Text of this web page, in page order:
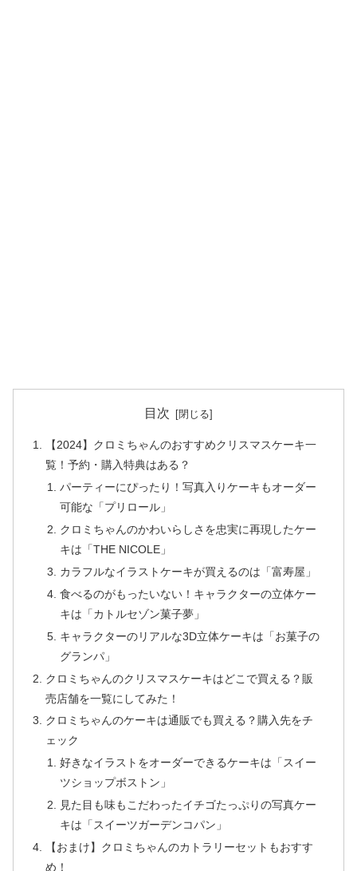
目次
【2024】クロミちゃんのおすすめクリスマスケーキ一
覧！予約・購入特典はある？
パーティーにぴったり！写真入りケーキもオーダー
可能な「プリロール」
クロミちゃんのかわいらしさを忠実に再現したケー
キは「THE NICOLE」
カラフルなイラストケーキが買えるのは「富寿屋」
食べるのがもったいない！キャラクターの立体ケー
キは「カトルセゾン菓子夢」
キャラクターのリアルな3D立体ケーキは「お菓子の
グランパ」
クロミちゃんのクリスマスケーキはどこで買える？販
売店舗を一覧にしてみた！
クロミちゃんのケーキは通販でも買える？購入先をチ
ェック
好きなイラストをオーダーできるケーキは「スイー
ツショップボストン」
見た目も味もこだわったイチゴたっぷりの写真ケー
キは「スイーツガーデンコパン」
【おまけ】クロミちゃんのカトラリーセットもおすす
め！